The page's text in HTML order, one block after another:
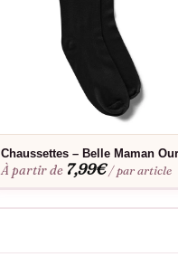
Chaussettes – Belle Maman
À partir de 7,99€ / par article